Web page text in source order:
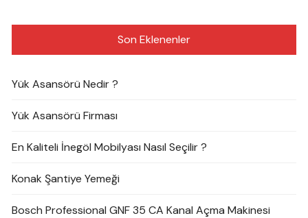
Son Eklenenler
Yük Asansörü Nedir ?
Yük Asansörü Firması
En Kaliteli İnegöl Mobilyası Nasıl Seçilir ?
Konak Şantiye Yemeği
Bosch Professional GNF 35 CA Kanal Açma Makinesi